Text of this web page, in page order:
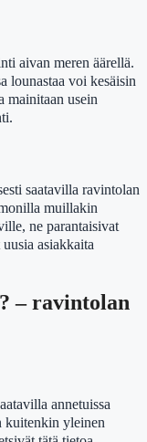
aivan meren äärellä.
lounastaa voi kesäisin
mainitaan usein
saatavilla ravintolan
muillakin
ne parantaisivat
asiakkaita
– ravintolan
annetuissa
kuitenkin yleinen